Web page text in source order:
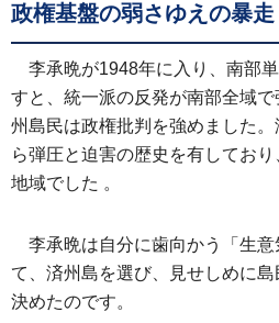
政権基盤の弱さゆえの暴走
李承晩が1948年に入り、南部
すと、統一派の反発が南部全域
州島民は政権批判を強めました
ら弾圧と迫害の歴史を有してお
地域でした 。
李承晩は自分に歯向かう「生
て、済州島を選び、見せしめに
決めたのです。